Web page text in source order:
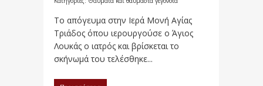
Το απόγευμα στην Ιερά Μονή Αγίας
Τριάδος όπου ιερουργούσε o Άγιος
Λουκάς ο ιατρός και βρίσκεται το
σκήνωμά του τελέσθηκε...